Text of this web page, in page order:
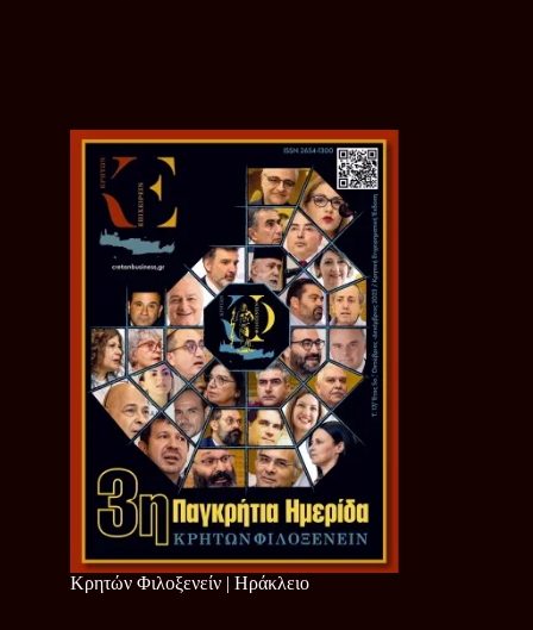
Κρητών Φιλοξενείν | Ηράκλειο